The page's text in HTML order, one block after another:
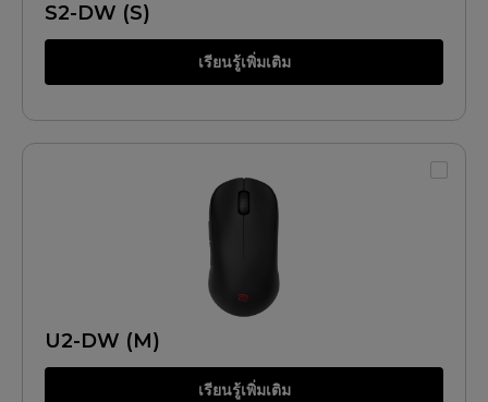
S2-DW (S)
เรียนรู้เพิ่มเติม
U2-DW (M)
เรียนรู้เพิ่มเติม